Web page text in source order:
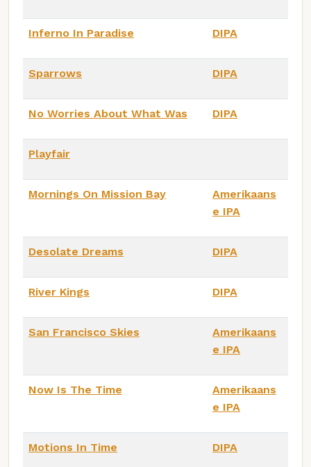
Inferno In Paradise DIPA
Sparrows DIPA
No Worries About What Was DIPA
Playfair
Mornings On Mission Bay
Amerikaans
e IPA
Desolate Dreams DIPA
River Kings DIPA
San Francisco Skies
Amerikaans
e IPA
Now Is The Time
Amerikaans
e IPA
Motions In Time DIPA